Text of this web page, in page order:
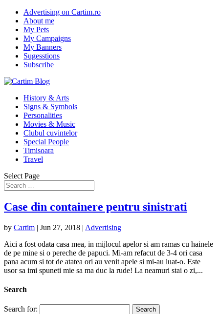
Advertising on Cartim.ro
About me
My Pets
My Campaigns
My Banners
Sugesstions
Subscribe
History & Arts
Signs & Symbols
Personalities
Movies & Music
Clubul cuvintelor
Special People
Timisoara
Travel
Select Page
Case din containere pentru sinistrati
by Cartim | Jun 27, 2018 | Advertising
Aici a fost odata casa mea, in mijlocul apelor si am ramas cu hainele
de pe mine si o pereche de papuci. Mi-am refacut de 3-4 ori casa
pana acum si tot de atatea ori au venit apele si mi-au luat-o. Este
usor sa imi spuneti mie sa ma duc la rude! La neamuri stai o zi,...
Search
Search for: